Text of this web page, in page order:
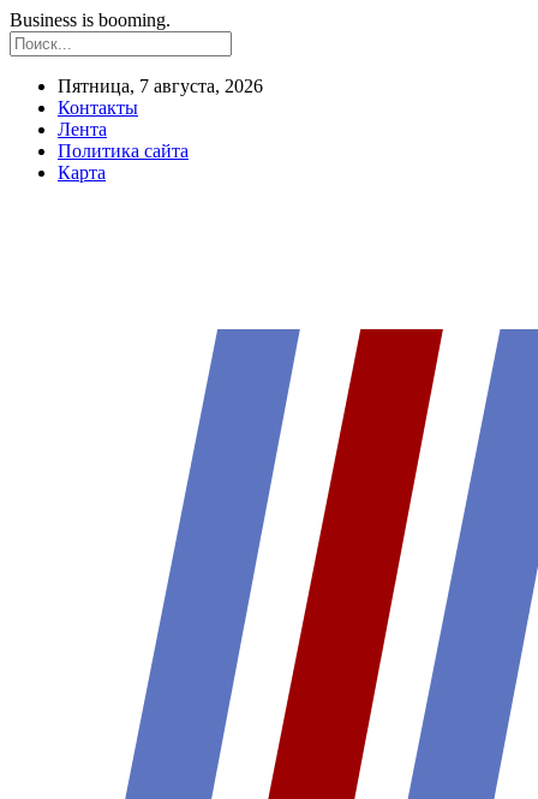
Business is booming.
Пятница, 7 августа, 2026
Контакты
Лента
Политика сайта
Карта